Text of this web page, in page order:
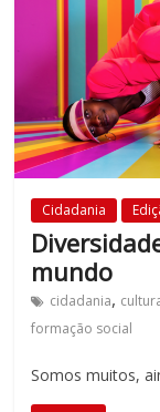
sala
de
aula,
reforçando
o
transformador
escola
para
expandir
perspectivas
Cidadania
mundo
cidadania,
formação social
Somos muitos,